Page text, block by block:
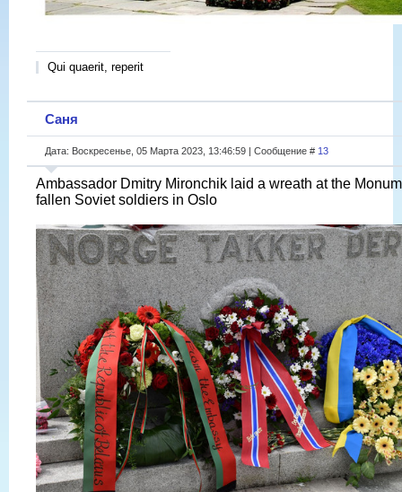
Qui quaerit, reperit
Саня
Дата: Воскресенье, 05 Марта 2023, 13:46:59 | Сообщение # 13
Ambassador Dmitry Mironchik laid a wreath at the
fallen Soviet soldiers in Oslo